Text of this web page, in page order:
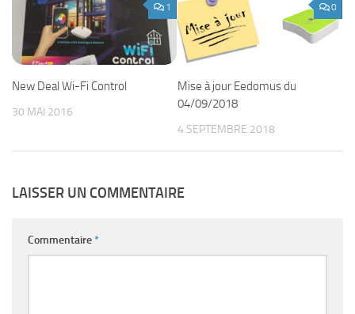
1
New Deal Wi-Fi Control
30 MAI 2016
0
Mise à jour Eedomus du
04/09/2018
4 SEPTEMBRE 2018
LAISSER UN COMMENTAIRE
Commentaire*